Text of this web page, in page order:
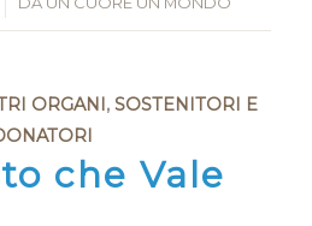
ORGANI, SOSTENITORI E
che Vale